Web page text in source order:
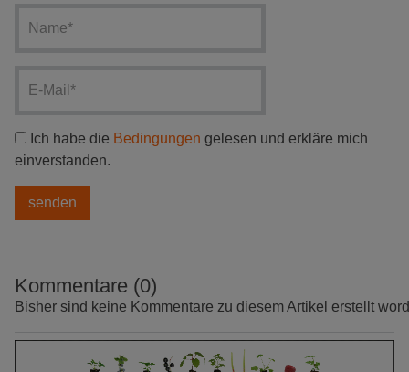
Ich habe die Bedingungen gelesen und erkläre mich
einverstanden.
Kommentare (0)
Bisher sind keine Kommentare zu diesem Artikel erstellt